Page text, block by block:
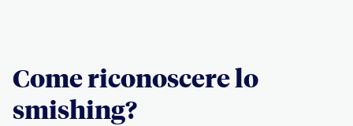
Come riconoscere lo
smishing?